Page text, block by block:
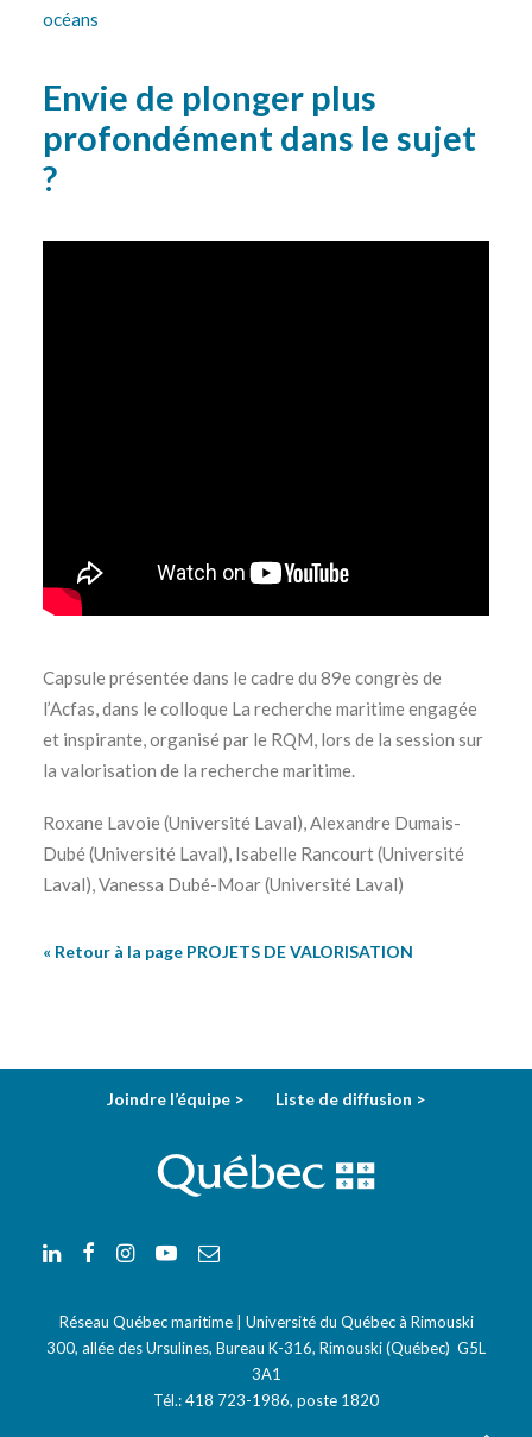
océans
Envie de plonger plus
profondément dans le sujet
?
Capsule présentée dans le cadre du 89e congrès de
l’Acfas, dans le colloque La recherche maritime engagée
et inspirante, organisé par le RQM, lors de la session sur
la valorisation de la recherche maritime.
Roxane Lavoie (Université Laval), Alexandre Dumais-
Dubé (Université Laval), Isabelle Rancourt (Université
Laval), Vanessa Dubé-Moar (Université Laval)
« Retour à la page PROJETS DE VALORISATION
Joindre l’équipe > Liste de diffusion >
Réseau Québec maritime | Université du Québec à Rimouski
300, allée des Ursulines, Bureau K-316, Rimouski (Québec) G5L
3A1
Tél.:418 723-1986, poste 1820